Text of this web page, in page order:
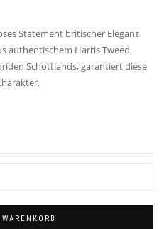
Statement britischer Eleganz
authentischem Harris Tweed,
Schottlands, garantiert diese